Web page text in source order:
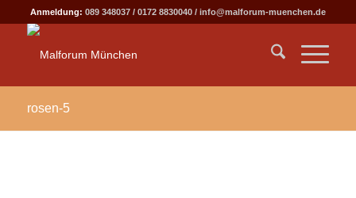
Anmeldung: 089 348037/ 0172 8830040/ info@malforum-muenchen.de
rosen-5